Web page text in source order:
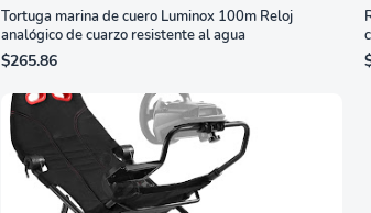
Tortuga marina de cuero Luminox 100m Reloj
analógico de cuarzo resistente al agua
$265.86